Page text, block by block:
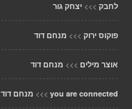
לחבק >>> יצחק גור
פוקוס ירוק >>> מנחם דוד
אוצר מילים >>> מנחם דוד
you are connected
>>> מנחם דוד